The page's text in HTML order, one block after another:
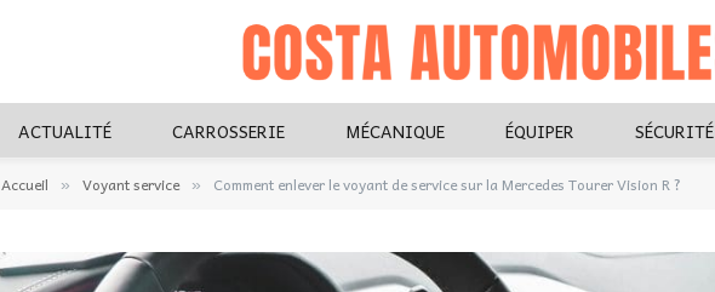
ACTUALITÉ CARROSSERIE MÉCANIQUE ÉQUIPER SÉCURITÉ
Accueil » Voyant service » Comment enlever le voyant de service sur la Mercedes Tourer Vision R ?